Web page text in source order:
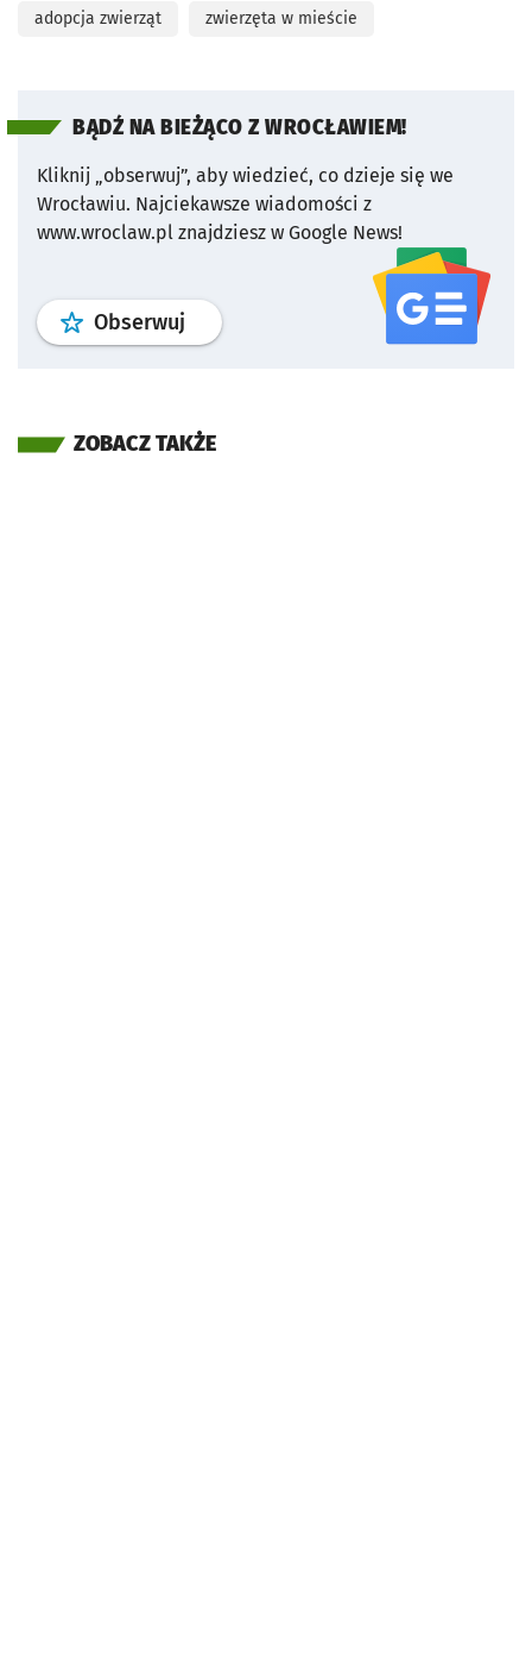
adopcja zwierząt zwierzęta w mieście
BĄDŹ NA BIEŻĄCO Z WROCŁAWIEM!
Kliknij „obserwuj”, aby wiedzieć, co dzieje się we
Wrocławiu. Najciekawsze wiadomości z
www.wroclaw.pl znajdziesz w Google News!
Obserwuj profil serwisu
ZOBACZ TAKŻE